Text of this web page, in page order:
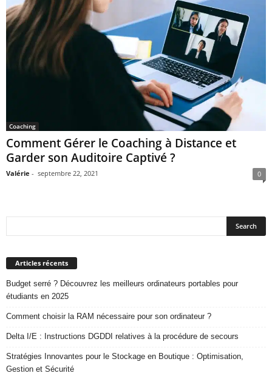
Coaching
Comment Gérer le Coaching à Distance et
Garder son Auditoire Captivé ?
Valérie - septembre 22, 2021 0
Articles récents
Budget serré ? Découvrez les meilleurs ordinateurs portables pour
étudiants en 2025
Comment choisir la RAM nécessaire pour son ordinateur ?
Delta I/E : Instructions DGDDI relatives à la procédure de secours
Stratégies Innovantes pour le Stockage en Boutique : Optimisation,
Gestion et Sécurité